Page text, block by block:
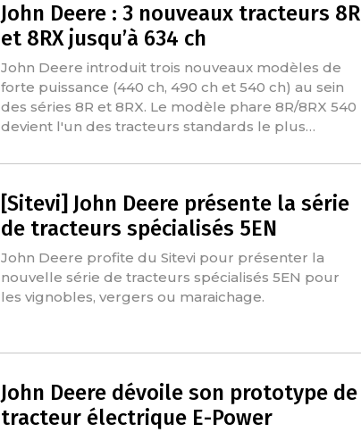
John Deere : 3 nouveaux tracteurs 8R
et 8RX jusqu’à 634 ch
John Deere introduit trois nouveaux modèles de
forte puissance (440 ch, 490 ch et 540 ch) au sein
des séries 8R et 8RX. Le modèle phare 8R/8RX 540
devient l'un des tracteurs standards le plus…
[Sitevi] John Deere présente la série
de tracteurs spécialisés 5EN
John Deere profite du Sitevi pour présenter la
nouvelle série de tracteurs spécialisés 5EN pour
les vignobles, vergers ou maraichage.
John Deere dévoile son prototype de
tracteur électrique E-Power